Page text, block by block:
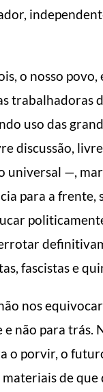
o nosso
trabalhadoras
uso das
discussão,
universal —,
para a frente,
fascistas e
nos
não para trás.
o porvir, o
de que